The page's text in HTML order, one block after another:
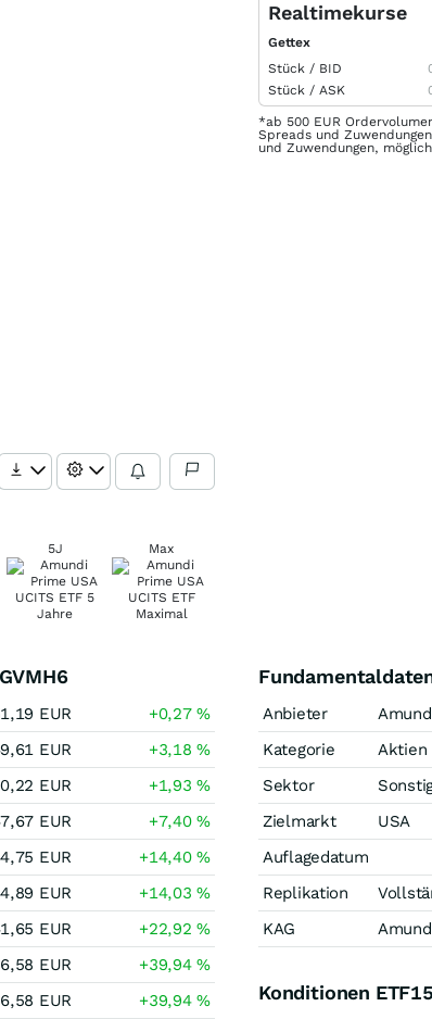
5J Max
Realtimekurse
Gettex
Stück / BID
Stück / ASK
*ab 500 EUR
Spreads und
und Zuwendungen,
EUR +0,27%
EUR +3,18%
EUR +1,93%
EUR +7,40%
EUR +14,40%
EUR +14,03%
EUR +22,92%
EUR +39,94%
EUR +39,94%
Anbieter
Kategorie
Aktien
Sektor
Zielmarkt
USA
Auflagedatum
Replikation
KAG
Konditionen